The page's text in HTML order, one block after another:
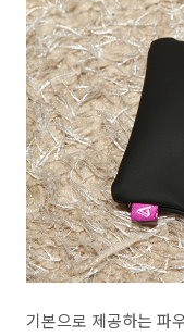
기본으로 제공하는 파